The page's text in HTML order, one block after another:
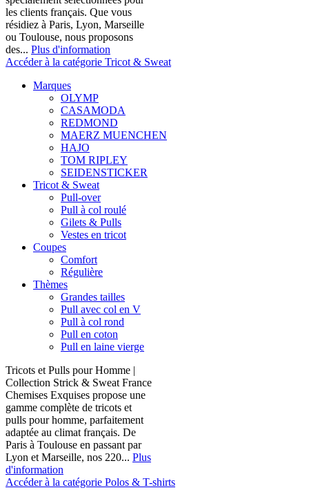
les clients français. Que vous
résidiez à Paris, Lyon, Marseille
ou Toulouse, nous proposons
des... Plus d'information
Accéder à la catégorie Tricot & Sweat
Marques
OLYMP
CASAMODA
REDMOND
MAERZ MUENCHEN
HAJO
TOM RIPLEY
SEIDENSTICKER
Tricot & Sweat
Pull-over
Pull à col roulé
Gilets & Pulls
Vestes en tricot
Coupes
Comfort
Régulière
Thèmes
Grandes tailles
Pull avec col en V
Pull à col rond
Pull en coton
Pull en laine vierge
Tricots et Pulls pour Homme |
Collection Strick & Sweat France
Chemises Exquises propose une
gamme complète de tricots et
pulls pour homme, parfaitement
adaptée au climat français. De
Paris à Toulouse en passant par
Lyon et Marseille, nos 220... Plus
d'information
Accéder à la catégorie Polos & T-shirts